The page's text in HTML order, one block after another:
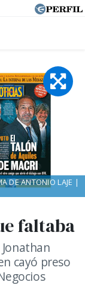
faltaba
cayó preso
DE ANTONIO LAJE |